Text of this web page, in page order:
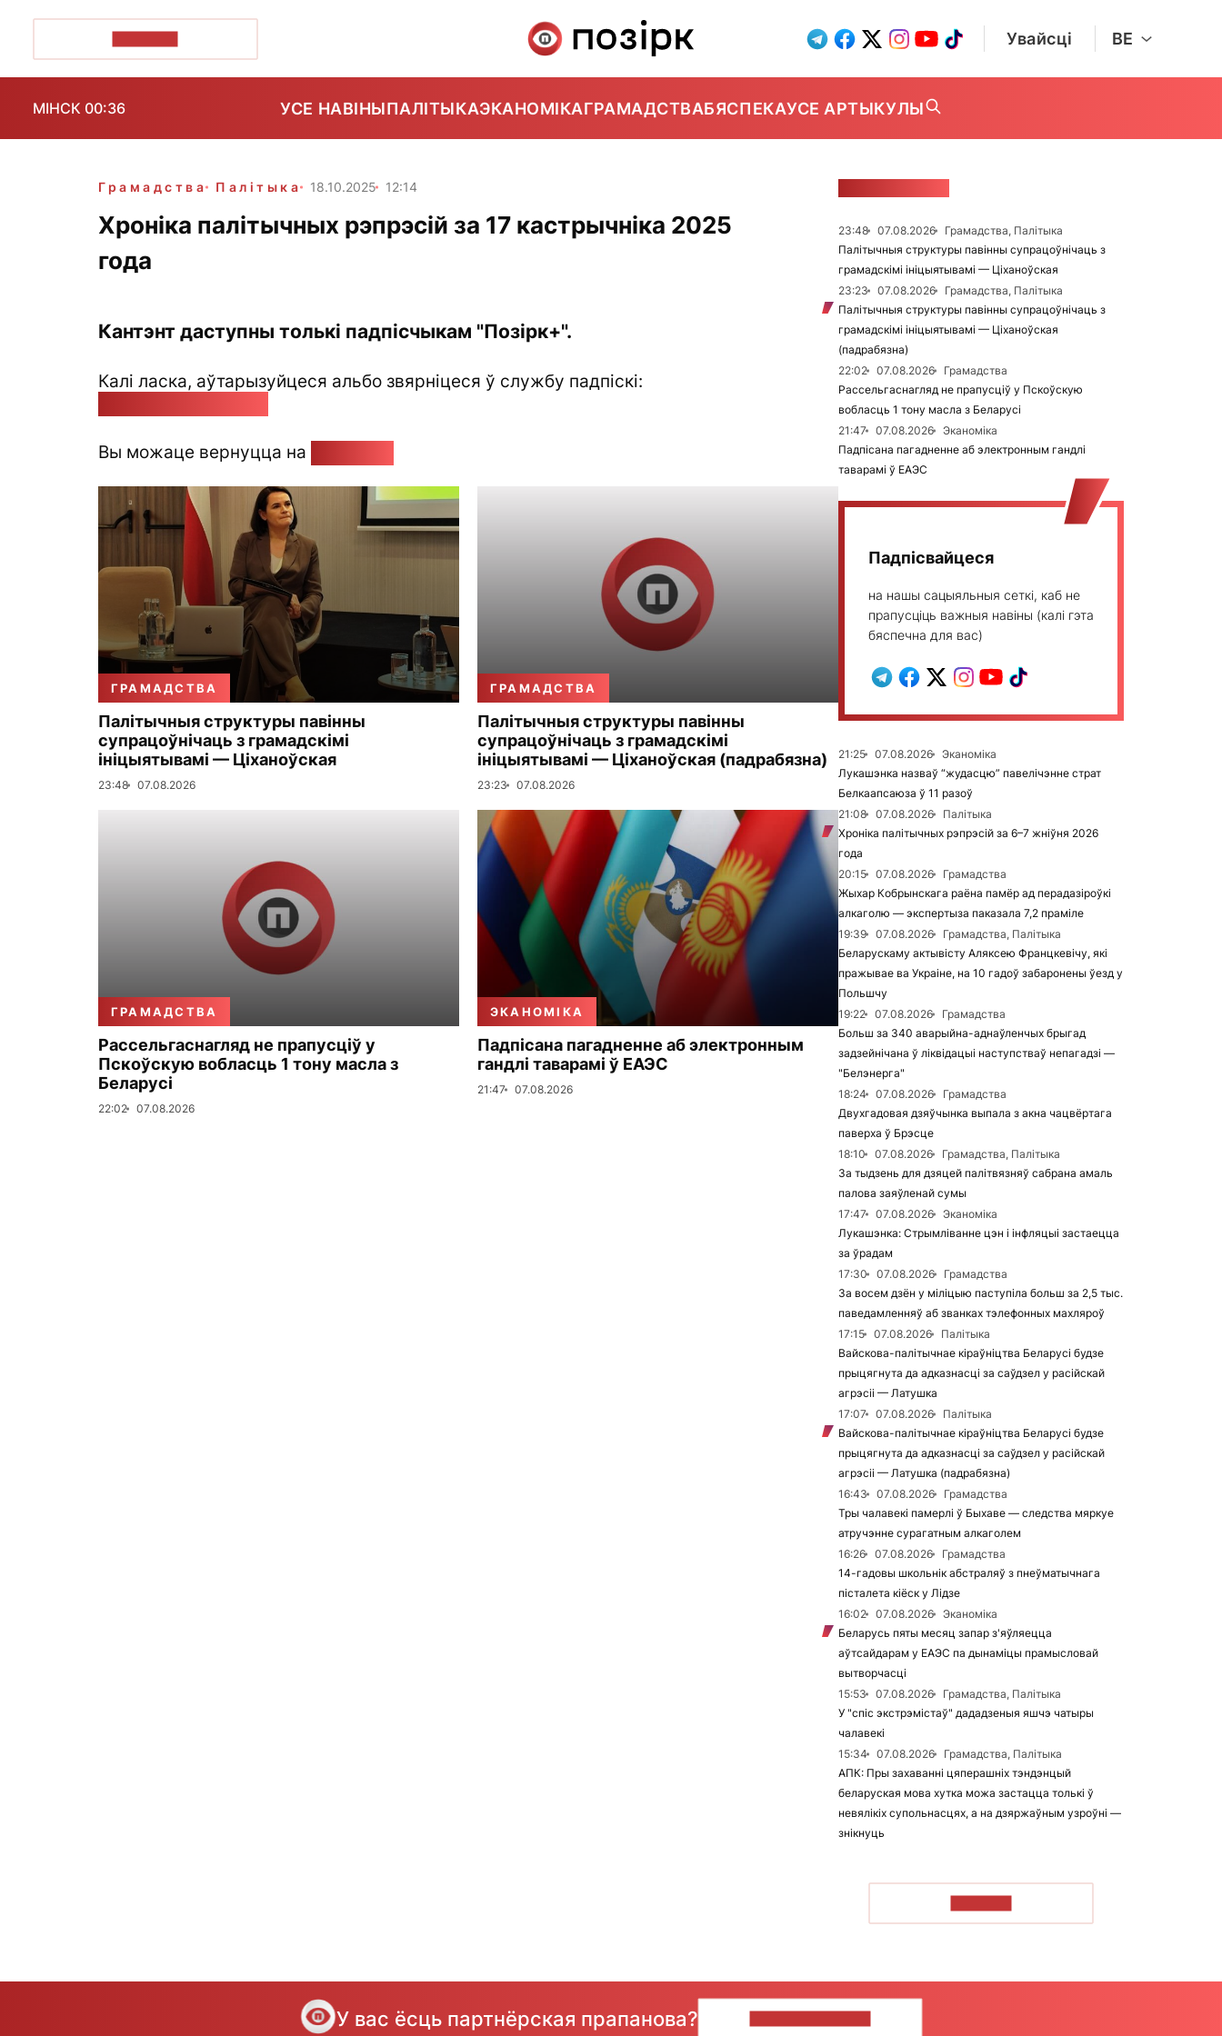
Увайсці BE
МІНСК 00:36 УСЕ НАВІНЫПАЛІТЫКАЭКАНОМІКАГРАМАДСТВАБЯСПЕКАУСЕ АРТЫКУЛЫ
Грамадства Палітыка 18.10.2025 12:14
Хроніка палітычных рэпрэсій за 17 кастрычніка 2025
года
Кантэнт даступны толькі падпісчыкам "Позірк+".
Калі ласка, аўтарызуйцеся альбо звярніцеся ў службу падпіскі:
Вы можаце вернуцца на
ГРАМАДСТВА
Палітычныя структуры павінны
супрацоўнічаць з грамадскімі
ініцыятывамі — Ціханоўская
23:48 07.08.2026
ГРАМАДСТВА
Палітычныя структуры павінны
супрацоўнічаць з грамадскімі
ініцыятывамі — Ціханоўская (падрабязна)
23:23 07.08.2026
ГРАМАДСТВА
Рассельгаснагляд не прапусціў у
Пскоўскую вобласць 1 тону масла з
Беларусі
22:02 07.08.2026
ЭКАНОМІКА
Падпісана пагадненне аб электронным
гандлі таварамі ў ЕАЭС
21:47 07.08.2026
23:48 07.08.2026
Грамадства, Палітыка
Палітычныя структуры павінны супрацоўнічаць з
грамадскімі ініцыятывамі — Ціханоўская
23:23
07.08.2026
Грамадства, Палітыка
Палітычныя структуры павінны супрацоўнічаць з
грамадскімі ініцыятывамі — Ціханоўская
(падрабязна)
22:02
07.08.2026
Грамадства
Рассельгаснагляд не прапусціў у Пскоўскую
вобласць 1 тону масла з Беларусі
21:47
07.08.2026
Эканоміка
Падпісана пагадненне аб электронным гандлі
таварамі ў ЕАЭС
Падпісвайцеся
на нашы сацыяльныя сеткі, каб не
прапусціць важныя навіны (калі гэта
бяспечна для вас)
21:25 07.08.2026
Эканоміка
Лукашэнка назваў “жудасцю” павелічэнне страт
Белкаапсаюза ў 11 разоў
21:08
07.08.2026
Палітыка
Хроніка палітычных рэпрэсій за 6–7 жніўня 2026
года
20:15
07.08.2026
Грамадства
Жыхар Кобрынскага раёна памёр ад перадазіроўкі
алкаголю — экспертыза паказала 7,2 праміле
19:39
07.08.2026
Грамадства, Палітыка
Беларускаму актывісту Аляксею Францкевічу, які
пражывае ва Украіне, на 10 гадоў забаронены ўезд у
Польшчу
19:22
07.08.2026
Грамадства
Больш за 340 аварыйна-аднаўленчых брыгад
задзейнічана ў ліквідацыі наступстваў непагадзі —
"Белэнерга"
18:24
07.08.2026
Грамадства
Двухгадовая дзяўчынка выпала з акна чацвёртага
паверха ў Брэсце
18:10
07.08.2026
Грамадства, Палітыка
За тыдзень для дзяцей палітвязняў сабрана амаль
палова заяўленай сумы
17:47
07.08.2026
Эканоміка
Лукашэнка: Стрымліванне цэн і інфляцыі застаецца
за ўрадам
17:30
07.08.2026
Грамадства
За восем дзён у міліцыю паступіла больш за 2,5 тыс.
паведамленняў аб званках тэлефонных махляроў
17:15
07.08.2026
Палітыка
Вайскова-палітычнае кіраўніцтва Беларусі будзе
прыцягнута да адказнасці за саўдзел у расійскай
агрэсіі — Латушка
17:07
07.08.2026
Палітыка
Вайскова-палітычнае кіраўніцтва Беларусі будзе
прыцягнута да адказнасці за саўдзел у расійскай
агрэсіі — Латушка (падрабязна)
16:43
07.08.2026
Грамадства
Тры чалавекі памерлі ў Быхаве — следства мяркуе
атручэнне сурагатным алкаголем
16:26
07.08.2026
Грамадства
14-гадовы школьнік абстраляў з пнеўматычнага
пісталета кіёск у Лідзе
16:02
07.08.2026
Эканоміка
Беларусь пяты месяц запар з'яўляецца
аўтсайдарам у ЕАЭС па дынаміцы прамысловай
вытворчасці
15:53
07.08.2026
Грамадства, Палітыка
У "спіс экстрэмістаў" дададзеныя яшчэ чатыры
чалавекі
15:34
07.08.2026
Грамадства, Палітыка
АПК: Пры захаванні цяперашніх тэндэнцый
беларуская мова хутка можа застацца толькі ў
невялікіх супольнасцях, а на дзяржаўным узроўні —
знікнуць
У вас ёсць партнёрская прапанова?